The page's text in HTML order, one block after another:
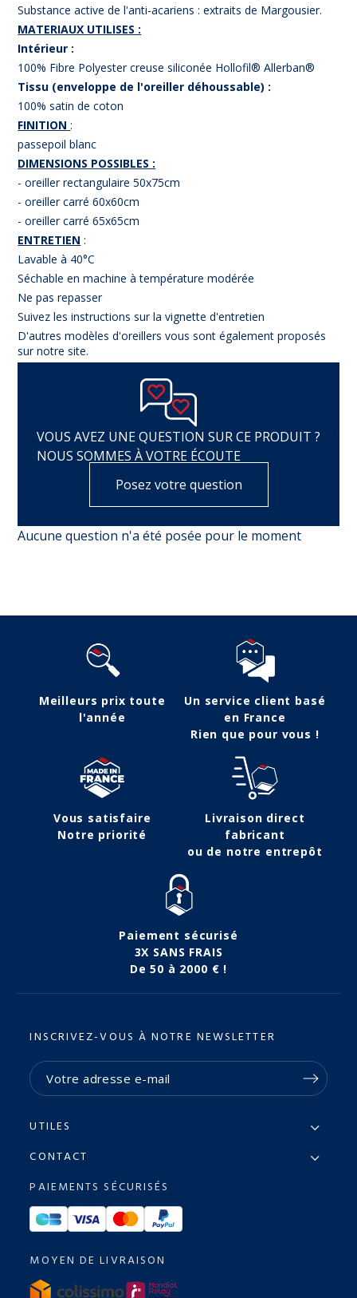
Substance active de l'anti-acariens : extraits de Margousier.
MATERIAUX UTILISES :
Intérieur :
100% Fibre Polyester creuse siliconée Hollofil® Allerban®
Tissu (enveloppe de l'oreiller déhoussable) :
100% satin de coton
FINITION :
passepoil blanc
DIMENSIONS POSSIBLES :
- oreiller rectangulaire 50x75cm
- oreiller carré 60x60cm
- oreiller carré 65x65cm
ENTRETIEN :
Lavable à 40°C
Séchable en machine à température modérée
Ne pas repasser
Suivez les instructions sur la vignette d'entretien
D'autres modèles d'oreillers vous sont également proposés
sur notre site.
VOUS AVEZ UNE QUESTION SUR CE PRODUIT ?
NOUS SOMMES À VOTRE ÉCOUTE
Posez votre question
Aucune question n'a été posée pour le moment
Meilleurs prix toute
l'année
Un service client basé
en France
Rien que pour vous !
Vous satisfaire
Notre priorité
Livraison direct
fabricant
ou de notre entrepôt
Paiement sécurisé
3X SANS FRAIS
De 50 à 2000 € !
INSCRIVEZ-VOUS À NOTRE NEWSLETTER
UTILES
CONTACT
PAIEMENTS SÉCURISÉS
MOYEN DE LIVRAISON